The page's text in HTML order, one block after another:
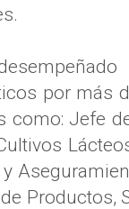
por más
como: Jefe
Productos,